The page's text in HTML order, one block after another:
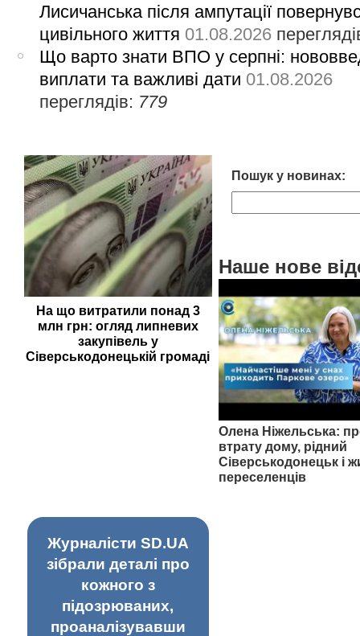
Лисичанська після ампутації
цивільного життя 01.08.2026
Що варто знати ВПО у серпні:
виплати та важливі дати 01.08.2026
переглядів: 779
На що витратили понад 3
млн грн: огляд липневих
закупівель у
Сіверськодонецькій громаді
Пошук у новинах:
Наше нове
Олена Ніжельська:
втрату дому, рідний
Сіверськодонецьк і
переселенців
Журналісти SD.UA
зібрали деталі про
кожного з
підозрюваних,
проаналізувавши